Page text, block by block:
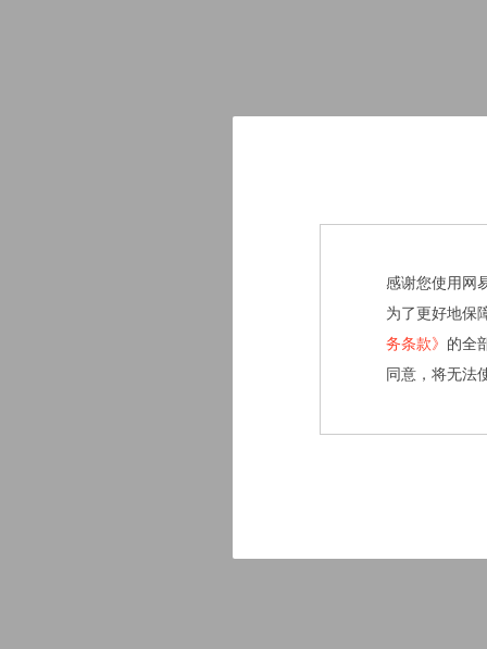
感谢您使用网
为了更好地保
务条款》 的全
同意，将无法